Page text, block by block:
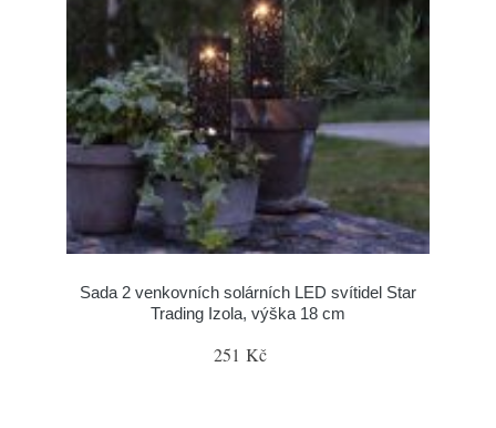
Sada 2 venkovních solárních LED svítidel Star
Trading Izola, výška 18 cm
251 Kč